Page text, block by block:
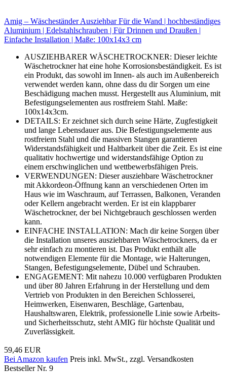
Amig – Wäscheständer Ausziehbar Für die Wand | hochbeständiges
Aluminium | Edelstahlschrauben | Für Drinnen und Draußen |
Einfache Installation | Maße: 100x14x3 cm
AUSZIEHBARER WÄSCHETROCKNER: Dieser leichte
Wäschetrockner hat eine hohe Korrosionsbeständigkeit. Es ist
ein Produkt, das sowohl im Innen- als auch im Außenbereich
verwendet werden kann, ohne dass du dir Sorgen um eine
Beschädigung machen musst. Hergestellt aus Aluminium, mit
Befestigungselementen aus rostfreiem Stahl. Maße:
100x14x3cm.
DETAILS: Er zeichnet sich durch seine Härte, Zugfestigkeit
und lange Lebensdauer aus. Die Befestigungselemente aus
rostfreiem Stahl und die massiven Stangen garantieren
Widerstandsfähigkeit und Haltbarkeit über die Zeit. Es ist eine
qualitativ hochwertige und widerstandsfähige Option zu
einem erschwinglichen und wettbewerbsfähigen Preis.
VERWENDUNGEN: Dieser ausziehbare Wäschetrockner
mit Akkordeon-Öffnung kann an verschiedenen Orten im
Haus wie im Waschraum, auf Terrassen, Balkonen, Veranden
oder Kellern angebracht werden. Er ist ein klappbarer
Wäschetrockner, der bei Nichtgebrauch geschlossen werden
kann.
EINFACHE INSTALLATION: Mach dir keine Sorgen über
die Installation unseres ausziehbaren Wäschetrockners, da er
sehr einfach zu montieren ist. Das Produkt enthält alle
notwendigen Elemente für die Montage, wie Halterungen,
Stangen, Befestigungselemente, Dübel und Schrauben.
ENGAGEMENT: Mit nahezu 10.000 verfügbaren Produkten
und über 80 Jahren Erfahrung in der Herstellung und dem
Vertrieb von Produkten in den Bereichen Schlosserei,
Heimwerken, Eisenwaren, Beschläge, Gartenbau,
Haushaltswaren, Elektrik, professionelle Linie sowie Arbeits-
und Sicherheitsschutz, steht AMIG für höchste Qualität und
Zuverlässigkeit.
59,46 EUR
Bei Amazon kaufen Preis inkl. MwSt., zzgl. Versandkosten
Bestseller Nr. 9